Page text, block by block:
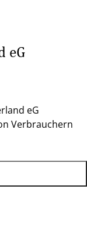
eG
eG
Verbrauchern